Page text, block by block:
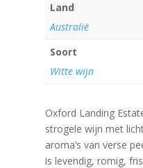
Land
Australië
Soort
Witte wijn
Oxford Landing
strogele wijn met
aroma’s van verse
is levendig, romig,